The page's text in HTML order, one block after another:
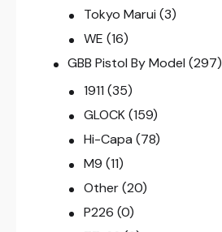
Tokyo Marui (3)
WE (16)
GBB Pistol By Model (297)
1911 (35)
GLOCK (159)
Hi-Capa (78)
M9 (11)
Other (20)
P226 (0)